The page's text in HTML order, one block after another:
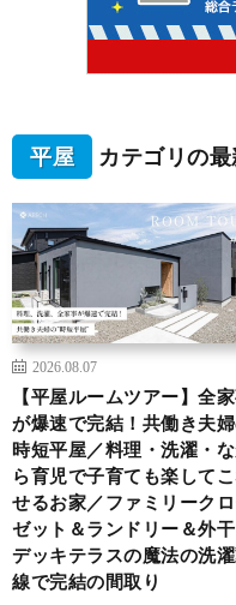
平屋 カテゴリの
2026.08.07
【平屋ルームツアー】全
が爆速で完結！共働き夫
時短平屋／料理・洗濯・
ら育児で子育ても楽して
せるお家／ファミリーク
ゼット＆ランドリー＆外
デッキテラスの魔法の洗
線で完結の間取り